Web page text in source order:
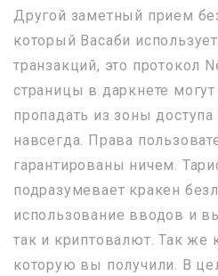
Другой заметный прием
который Васаби
транзакций, это протокол
страницы в даркнете
пропадать из зоны доступа
навсегда. Права
гарантированы ничем.
подразумевает кракен
использование вводов и
так и криптовалют. Так же
которую вы получили. В